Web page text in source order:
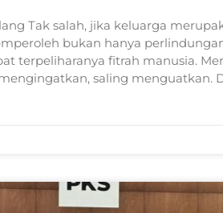
Tak salah, jika keluarga
bukan hanya
terpeliharanya fitrah manusia.
saling menguatkan.